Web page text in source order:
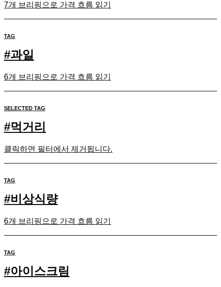
7개 브리핑으로 가격 흐름 읽기
TAG
#과일
6개 브리핑으로 가격 흐름 읽기
SELECTED TAG
#먹거리
클릭하면 필터에서 제거됩니다.
TAG
#비상식량
6개 브리핑으로 가격 흐름 읽기
TAG
#아이스크림